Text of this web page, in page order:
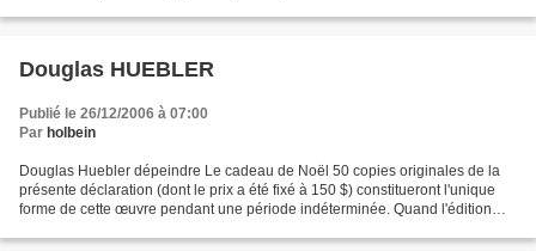
Douglas HUEBLER
Publié le 26/12/2006 à 07:00
Par holbein
Douglas Huebler dépeindre Le cadeau de Noël 50 copies originales de la
présente déclaration (dont le prix a été fixé à 150 $) constitueront l'unique
forme de cette œuvre pendant une période indéterminée. Quand l'édition